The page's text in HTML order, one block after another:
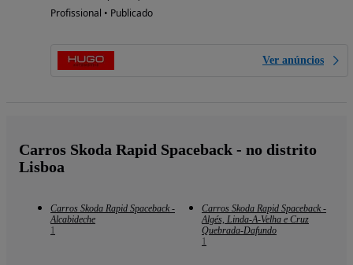
Profissional • Publicado
Ver anúncios
Carros Skoda Rapid Spaceback - no distrito
Lisboa
Carros Skoda Rapid Spaceback -
Alcabideche
1
Carros Skoda Rapid Spaceback -
Algés, Linda-A-Velha e Cruz
Quebrada-Dafundo
1